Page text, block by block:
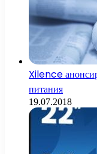
Xilence
питания
19.07.2018